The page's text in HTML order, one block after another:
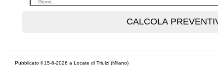
Pubblicato il 15-6-2026 a Locate di Triulzi (Milano)